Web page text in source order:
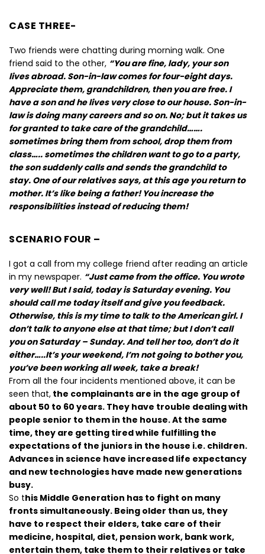
CASE THREE-
Two friends were chatting during morning walk. One
friend said to the other, “You are fine, lady, your son
lives abroad. Son-in-law comes for four-eight days.
Appreciate them, grandchildren, then you are free. I
have a son and he lives very close to our house. Son-in-
law is doing many careers and so on. No; but it takes us
for granted to take care of the grandchild…….
sometimes bring them from school, drop them from
class….. sometimes the children want to go to a party,
the son suddenly calls and sends the grandchild to
stay. One of our relatives says, at this age you return to
mother. It’s like being a father! You increase the
responsibilities instead of reducing them!
SCENARIO FOUR –
I got a call from my college friend after reading an article
in my newspaper. “Just came from the office. You wrote
very well! But I said, today is Saturday evening. You
should call me today itself and give you feedback.
Otherwise, this is my time to talk to the American girl. I
don’t talk to anyone else at that time; but I don’t call
you on Saturday – Sunday. And tell her too, don’t do it
either…..It’s your weekend, I’m not going to bother you,
you’ve been working all week, take a break!
From all the four incidents mentioned above, it can be
seen that, the complainants are in the age group of
about 50 to 60 years. They have trouble dealing with
people senior to them in the house. At the same
time, they are getting tired while fulfilling the
expectations of the juniors in the house i.e. children.
Advances in science have increased life expectancy
and new technologies have made new generations
busy.
So this Middle Generation has to fight on many
fronts simultaneously. Being older than us, they
have to respect their elders, take care of their
medicine, hospital, diet, pension work, bank work,
entertain them, take them to their relatives or take